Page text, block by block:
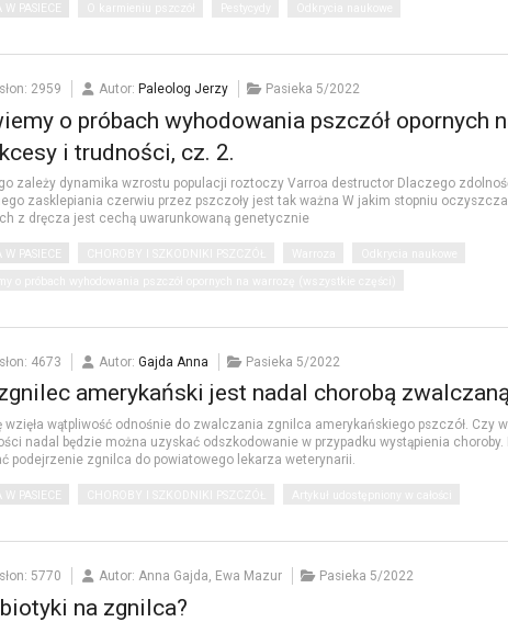
W PASIECE
2959 Autor: Paleolog Jerzy Pasieka 5/2022
o próbach wyhodowania pszczół opornych
i trudności, cz. 2.
zależy dynamika wzrostu populacji roztoczy Varroa destructor Dlaczego
zasklepiania czerwiu przez pszczoły jest tak ważna W jakim stopniu
z dręcza jest cechą uwarunkowaną genetycznie
W PASIECE
4673 Autor: Gajda Anna Pasieka 5/2022
amerykański jest nadal chorobą
wzięła wątpliwość odnośnie do zwalczania zgnilca amerykańskiego pszczół. Czy
nadal będzie można uzyskać odszkodowanie w przypadku wystąpienia
podejrzenie zgnilca do powiatowego lekarza weterynarii.
PASIECE
5770 Autor: Anna Gajda, Ewa Mazur Pasieka 5/2022
na zgnilca?